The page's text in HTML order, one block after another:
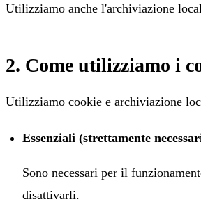
Utilizziamo anche l'archiviazione
2. Come utilizziamo i
Utilizziamo cookie e archiviazione
Essenziali (strettamente
Sono necessari per il
disattivarli.